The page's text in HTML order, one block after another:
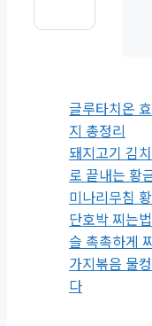
글루타치온
지 총정리
돼지고기 김
로 끝내는 황
미나리무침
단호박 찌는
슬 촉촉하게
가지볶음 물
다